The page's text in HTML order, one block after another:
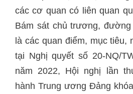
các cơ quan có liên quan
Bám sát chủ trương,
là các quan điểm, mục tiêu,
tại Nghị quyết số 20-NQ/
năm 2022, Hội nghị lần
hành Trung ương Đảng